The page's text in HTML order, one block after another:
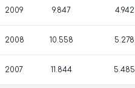
2009 9.847 4.942
2008 10.558 5.278
2007 11.844 5.485